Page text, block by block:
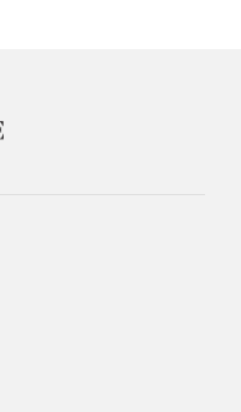
KONTAKTINFORMASJON